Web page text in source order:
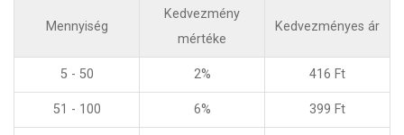
Mennyiség
Kedvezmény
mértéke
Kedvezményes ár
5 - 50 2% 416 Ft
51 - 100 6% 399 Ft